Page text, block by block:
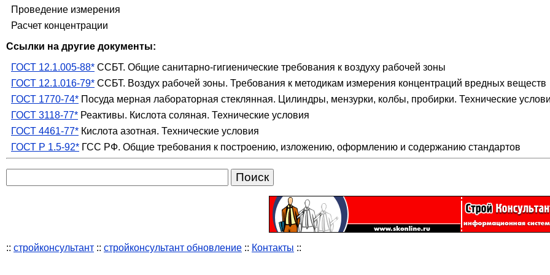
Проведение измерения
Расчет концентрации
Ссылки на другие документы:
ГОСТ 12.1.005-88* ССБТ. Общие санитарно-гигиенические требования к воздуху рабочей зоны
ГОСТ 12.1.016-79* ССБТ. Воздух рабочей зоны. Требования к методикам измерения концентраций вредных веществ
ГОСТ 1770-74* Посуда мерная лабораторная стеклянная. Цилиндры, мензурки, колбы, пробирки. Технические
ГОСТ 3118-77* Реактивы. Кислота соляная. Технические условия
ГОСТ 4461-77* Кислота азотная. Технические условия
ГОСТ Р 1.5-92* ГСС РФ. Общие требования к построению, изложению, оформлению и содержанию стандартов
:: стройконсультант :: стройконсультант обновление :: Контакты ::